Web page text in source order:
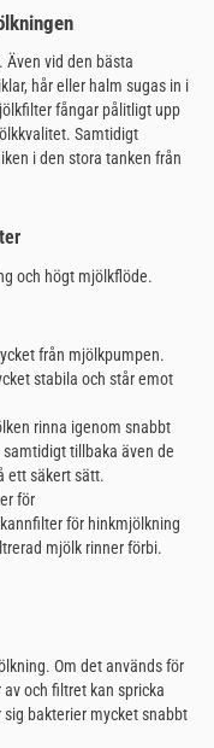
vid den bästa
hår eller halm sugas in i
fångar pålitligt upp
Samtidigt
i den stora tanken från
och högt mjölkflöde.
från mjölkpumpen.
stabila och står emot
rinna igenom snabbt
tillbaka även de
ett säkert sätt.
för
för hinkmjölkning
mjölk rinner förbi.
Om det används för
och filtret kan spricka
bakterier mycket snabbt